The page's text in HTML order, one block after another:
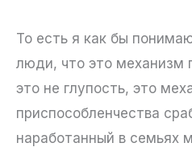
То есть я как бы
люди, что это механизм
это не глупость, это
приспособленчества
наработанный в семьях